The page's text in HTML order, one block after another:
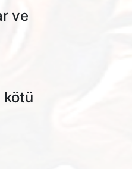
ve
kötü